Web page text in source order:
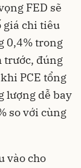
FED sẽ
giá chi tiêu
0,4% trong
trước, đúng
PCE tổng
lượng dễ bay
so với cùng
vào cho